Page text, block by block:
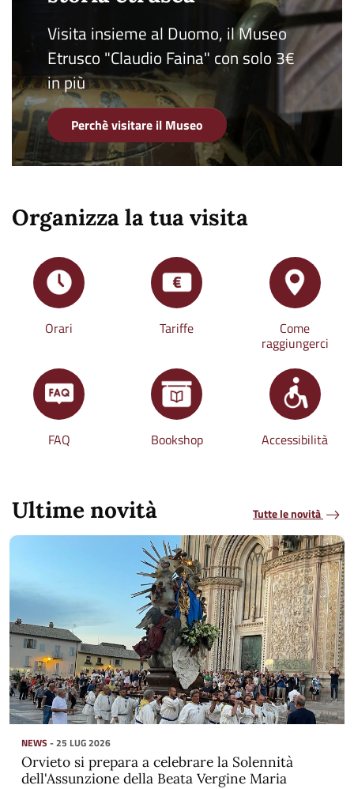
Visita insieme al Duomo, il Museo
Etrusco "Claudio Faina" con solo 3€
in più
Perchè visitare il Museo
Organizza la tua visita
Orari Tariffe Come
raggiungerci
FAQ Bookshop Accessibilità
Ultime novità Tutte le novità
NEWS - 25 LUG 2026
Orvieto si prepara a celebrare la Solennità
dell'Assunzione della Beata Vergine Maria